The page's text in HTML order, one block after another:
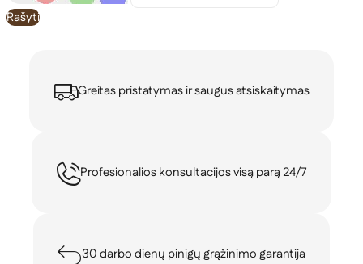
Rašyti
Greitas pristatymas ir saugus atsiskaitymas
Profesionalios konsultacijos visą parą 24/7
30 darbo dienų pinigų grąžinimo garantija